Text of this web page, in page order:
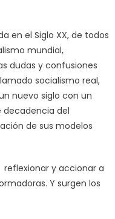
en el Siglo XX, de todos
mundial,
dudas y confusiones
socialismo real,
nuevo siglo con un
decadencia del
de sus modelos
y accionar a
Y surgen los